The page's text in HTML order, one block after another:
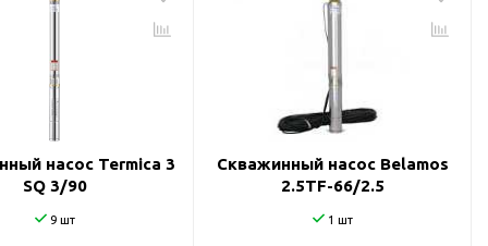
насос Termica 3
SQ 3/90
9 шт
Скважинный насос Belamos
2.5TF-66/2.5
1 шт